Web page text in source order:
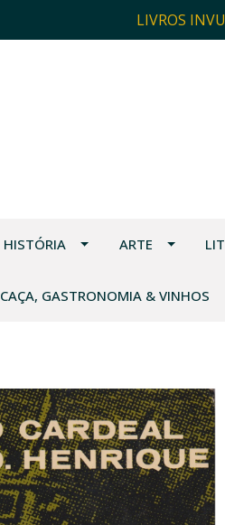
LIVROS
HISTÓRIA ARTE
CAÇA, GASTRONOMIA & VINHOS